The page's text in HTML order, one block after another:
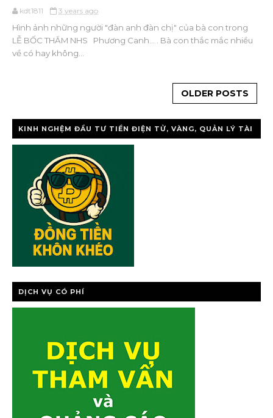
kdt1811 3 years ago
Hình ảnh những người "đàn anh đàn chị" của bà con trong
LỄ BỐC THĂM NHS Phương Canh... . Bà con thắc mắc nhiều
về có hay không...
OLDER POSTS
KINH NGHỆM ĐẦU TƯ TIỀN ĐIỆN TỬ, VÀNG, QUẢN LÝ TÀI
DỊCH VỤ CÓ PHÍ